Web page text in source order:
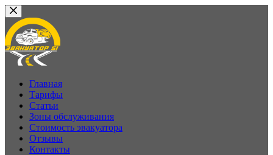
Перейти
к
сути
Главная
Тарифы
Статьи
Зоны обслуживания
Стоимость эвакуатора
Отзывы
Контакты